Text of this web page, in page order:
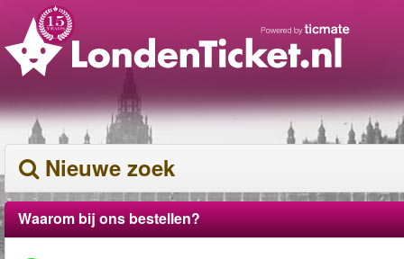
Nieuwe zoek
Waarom bij ons bestellen?